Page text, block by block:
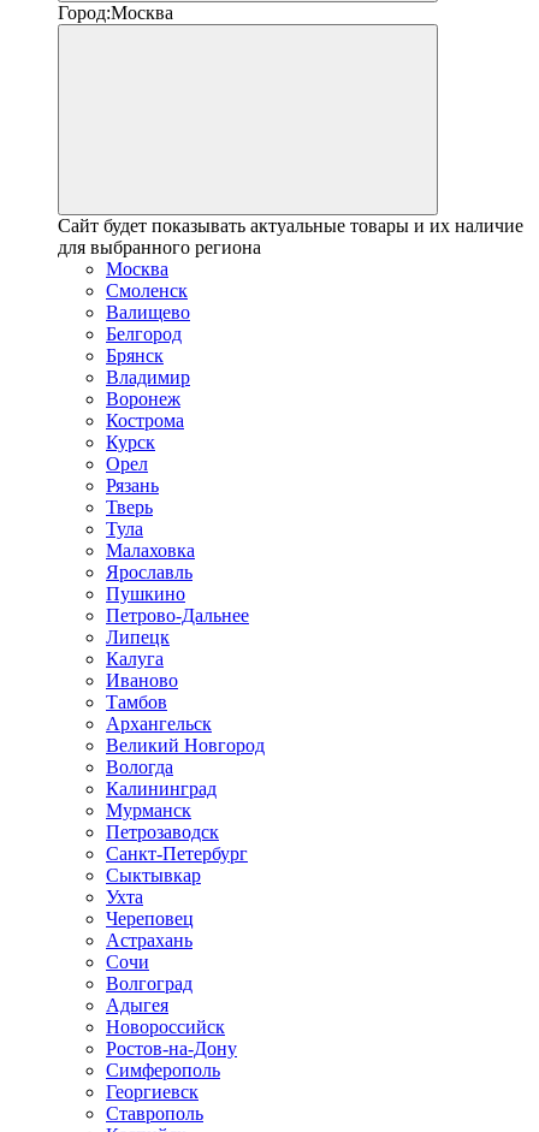
Город:Москва
Сайт будет показывать актуальные товары и их наличие
для выбранного региона
Москва
Смоленск
Валищево
Белгород
Брянск
Владимир
Воронеж
Кострома
Курск
Орел
Рязань
Тверь
Тула
Малаховка
Ярославль
Пушкино
Петрово-Дальнее
Липецк
Калуга
Иваново
Тамбов
Архангельск
Великий Новгород
Вологда
Калининград
Мурманск
Петрозаводск
Санкт-Петербург
Сыктывкар
Ухта
Череповец
Астрахань
Сочи
Волгоград
Адыгея
Новороссийск
Ростов-на-Дону
Симферополь
Георгиевск
Ставрополь